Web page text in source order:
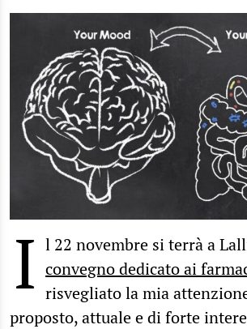
I l 22 novembre si terrà a
convegno dedicato ai
risvegliato la mia
proposto, attuale e di forte